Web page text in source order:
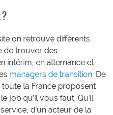
on retrouve différents
de trouver des
intérim, en alternance et
managers de transition. De
la France proposent
job qu’il vous faut. Qu’il
d’un acteur de la